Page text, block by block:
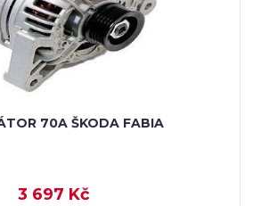
70A ŠKODA FABIA
3 697 Kč